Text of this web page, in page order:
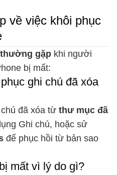
về việc khôi phục
gặp khi người
bị mất:
ghi chú đã xóa
đã xóa từ thư mục đã
Ghi chú, hoặc sử
để phục hồi từ bản sao
mất vì lý do gì?